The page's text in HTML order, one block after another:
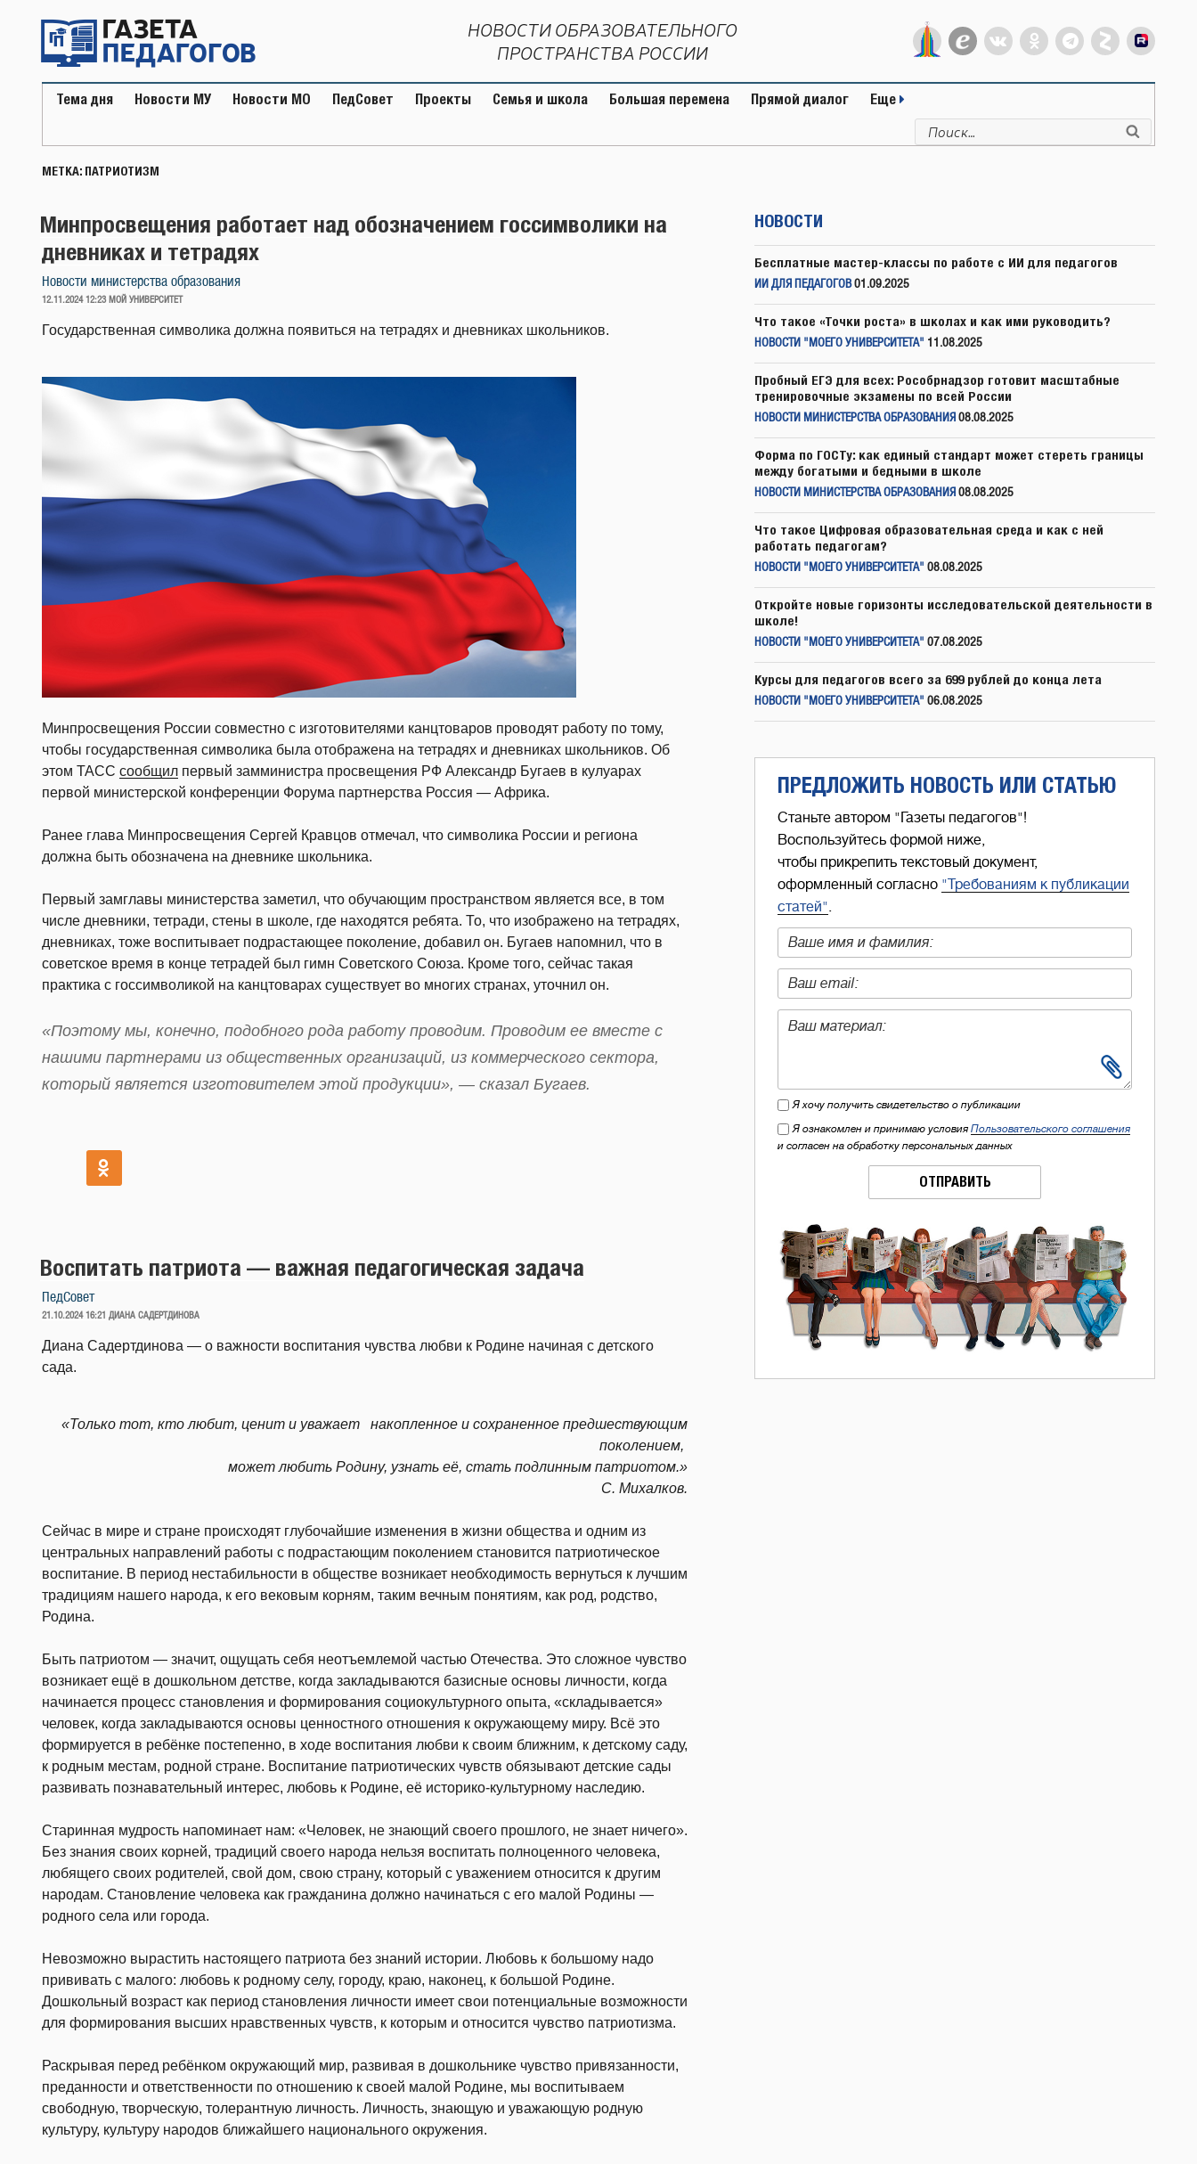
содержимому
НОВОСТИ ОБРАЗОВАТЕЛЬНОГО
ПРОСТРАНСТВА РОССИИ
Тема дня Новости МУ Новости МО ПедСовет Проекты Семья и школа Большая перемена Прямой диалог Еще
Искать:
МЕТКА: ПАТРИОТИЗМ
Минпросвещения работает над обозначением госсимволики на
дневниках и тетрадях
Новости министерства образования
ОПУБЛИКОВАНО
12.11.2024 12:23 МОЙ УНИВЕРСИТЕТ
Государственная символика должна появиться на тетрадях и дневниках школьников.
Минпросвещения России совместно с изготовителями канцтоваров проводят работу по тому,
чтобы государственная символика была отображена на тетрадях и дневниках школьников. Об
этом ТАСС сообщил первый замминистра просвещения РФ Александр Бугаев в кулуарах
первой министерской конференции Форума партнерства Россия — Африка.
Ранее глава Минпросвещения Сергей Кравцов отмечал, что символика России и региона
должна быть обозначена на дневнике школьника.
Первый замглавы министерства заметил, что обучающим пространством является все, в том
числе дневники, тетради, стены в школе, где находятся ребята. То, что изображено на тетрадях,
дневниках, тоже воспитывает подрастающее поколение, добавил он. Бугаев напомнил, что в
советское время в конце тетрадей был гимн Советского Союза. Кроме того, сейчас такая
практика с госсимволикой на канцтоварах существует во многих странах, уточнил он.
«Поэтому мы, конечно, подобного рода работу проводим. Проводим ее вместе с
нашими партнерами из общественных организаций, из коммерческого сектора,
который является изготовителем этой продукции», — сказал Бугаев.
Воспитать патриота — важная педагогическая задача
ПедСовет
ОПУБЛИКОВАНО
21.10.2024 16:21 ДИАНА САДЕРТДИНОВА
Диана Садертдинова — о важности воспитания чувства любви к Родине начиная с детского
сада.
«Только тот, кто любит, ценит и уважает накопленное и сохраненное предшествующим
поколением,
может любить Родину, узнать её, стать подлинным патриотом.»
С. Михалков.
Сейчас в мире и стране происходят глубочайшие изменения в жизни общества и одним из
центральных направлений работы с подрастающим поколением становится патриотическое
воспитание. В период нестабильности в обществе возникает необходимость вернуться к лучшим
традициям нашего народа, к его вековым корням, таким вечным понятиям, как род, родство,
Родина.
Быть патриотом — значит, ощущать себя неотъемлемой частью Отечества. Это сложное чувство
возникает ещё в дошкольном детстве, когда закладываются базисные основы личности, когда
начинается процесс становления и формирования социокультурного опыта, «складывается»
человек, когда закладываются основы ценностного отношения к окружающему миру. Всё это
формируется в ребёнке постепенно, в ходе воспитания любви к своим ближним, к детскому саду,
к родным местам, родной стране. Воспитание патриотических чувств обязывают детские сады
развивать познавательный интерес, любовь к Родине, её историко-культурному наследию.
Старинная мудрость напоминает нам: «Человек, не знающий своего прошлого, не знает ничего».
Без знания своих корней, традиций своего народа нельзя воспитать полноценного человека,
любящего своих родителей, свой дом, свою страну, который с уважением относится к другим
народам. Становление человека как гражданина должно начинаться с его малой Родины —
родного села или города.
Невозможно вырастить настоящего патриота без знаний истории. Любовь к большому надо
прививать с малого: любовь к родному селу, городу, краю, наконец, к большой Родине.
Дошкольный возраст как период становления личности имеет свои потенциальные возможности
для формирования высших нравственных чувств, к которым и относится чувство патриотизма.
Раскрывая перед ребёнком окружающий мир, развивая в дошкольнике чувство привязанности,
преданности и ответственности по отношению к своей малой Родине, мы воспитываем
свободную, творческую, толерантную личность. Личность, знающую и уважающую родную
культуру, культуру народов ближайшего национального окружения.
НОВОСТИ
Бесплатные мастер-классы по работе с ИИ для педагогов
ИИ ДЛЯ ПЕДАГОГОВ 01.09.2025
Что такое «Точки роста» в школах и как ими руководить?
НОВОСТИ "МОЕГО УНИВЕРСИТЕТА" 11.08.2025
Пробный ЕГЭ для всех: Рособрнадзор готовит масштабные
тренировочные экзамены по всей России
НОВОСТИ МИНИСТЕРСТВА ОБРАЗОВАНИЯ 08.08.2025
Форма по ГОСТу: как единый стандарт может стереть границы
между богатыми и бедными в школе
НОВОСТИ МИНИСТЕРСТВА ОБРАЗОВАНИЯ 08.08.2025
Что такое Цифровая образовательная среда и как с ней
работать педагогам?
НОВОСТИ "МОЕГО УНИВЕРСИТЕТА" 08.08.2025
Откройте новые горизонты исследовательской деятельности в
школе!
НОВОСТИ "МОЕГО УНИВЕРСИТЕТА" 07.08.2025
Курсы для педагогов всего за 699 рублей до конца лета
НОВОСТИ "МОЕГО УНИВЕРСИТЕТА" 06.08.2025
ПРЕДЛОЖИТЬ НОВОСТЬ ИЛИ СТАТЬЮ
Станьте автором "Газеты педагогов"!
Воспользуйтесь формой ниже,
чтобы прикрепить текстовый документ,
оформленный согласно "Требованиям к публикации
статей"
Я хочу получить свидетельство о публикации
Я ознакомлен и принимаю условия Пользовательского соглашения
и согласен на обработку персональных данных
ОТПРАВИТЬ